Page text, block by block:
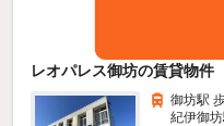
レオパレス御坊の賃貸物件
御坊駅
紀伊御